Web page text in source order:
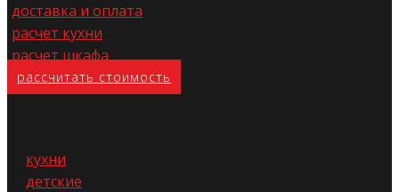
доставка и оплата
расчет кухни
расчет шкафа
расс​читать стоимость
кухни
детские